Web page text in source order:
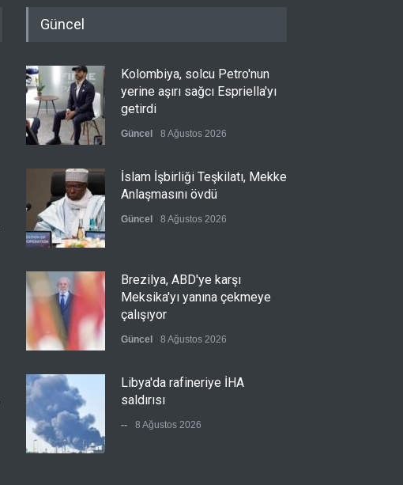
Güncel
Kolombiya, solcu Petro'nun
yerine aşırı sağcı Espriella'yı
getirdi
Güncel 8 Ağustos 2026
İslam İşbirliği Teşkilatı, Mekke
Anlaşmasını övdü
Güncel 8 Ağustos 2026
Brezilya, ABD'ye karşı
Meksika'yı yanına çekmeye
çalışıyor
Güncel 8 Ağustos 2026
Libya'da rafineriye İHA
saldırısı
-- 8 Ağustos 2026